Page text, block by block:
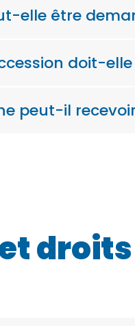
elle être
doit-
peut-il